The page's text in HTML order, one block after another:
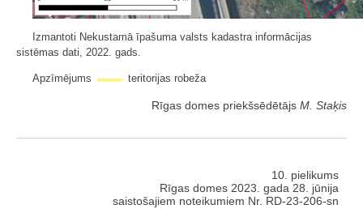
Izmantoti Nekustamā īpašuma valsts kadastra informācijas
sistēmas dati, 2022. gads.
Apzīmējums teritorijas robeža
Rīgas domes priekšsēdētājs M. Staķis
10. pielikums
Rīgas domes 2023. gada 28. jūnija
saistošajiem noteikumiem Nr. RD-23-206-sn